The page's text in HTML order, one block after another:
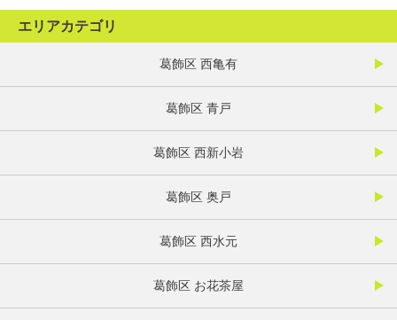
エリアカテゴリ
葛飾区 西亀有
葛飾区 青戸
葛飾区 西新小岩
葛飾区 奥戸
葛飾区 西水元
葛飾区 お花茶屋